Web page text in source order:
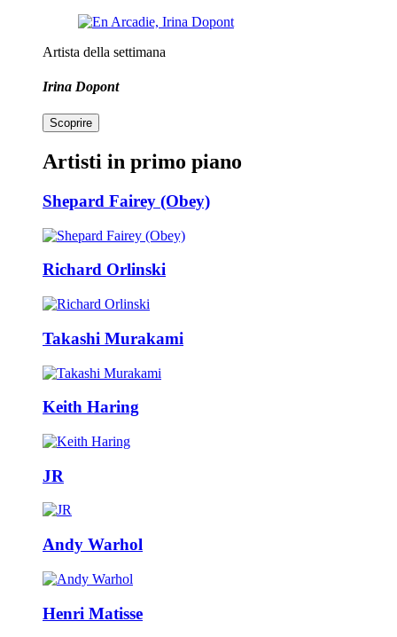
Artista della settimana
Irina Dopont
Scoprire
Artisti in primo piano
Shepard Fairey (Obey)
Richard Orlinski
Takashi Murakami
Keith Haring
JR
Andy Warhol
Henri Matisse